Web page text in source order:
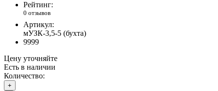
Рейтинг:
0 отзывов
Артикул:
мУЗК-3,5-5 (бухта)
9999
Цену уточняйте
Есть в наличии
Количество:
+